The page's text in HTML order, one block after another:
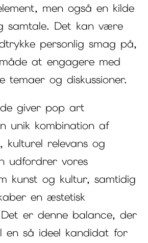
men også en kilde
samtale. Det kan være
personlig smag på,
at engagere med
temaer og diskussioner.
giver pop art
unik kombination af
kulturel relevans og
udfordrer vores
kunst og kultur, samtidig
en æstetisk
Det er denne balance, der
så ideel kandidat for